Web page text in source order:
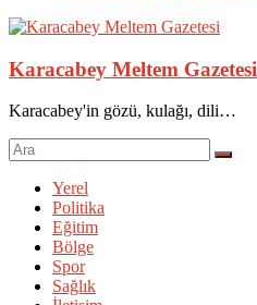
Karacabey Meltem Gazetesi
Karacabey'in gözü, kulağı, dili…
Yerel
Politika
Eğitim
Bölge
Spor
Sağlık